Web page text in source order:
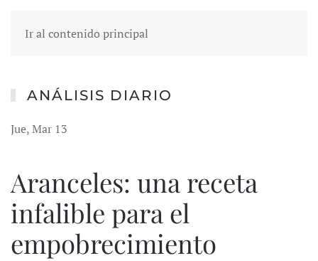
Ir al contenido principal
ANÁLISIS DIARIO
Jue, Mar 13
Aranceles: una receta
infalible para el
empobrecimiento